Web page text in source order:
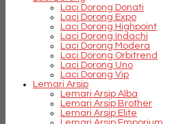
Laci Dorong Donati
Laci Dorong Expo
Laci Dorong Highpoint
Laci Dorong Indachi
Laci Dorong Modera
Laci Dorong Orbitrend
Laci Dorong Uno
Laci Dorong Vip
Lemari Arsip
Lemari Arsip Alba
Lemari Arsip Brother
Lemari Arsip Elite